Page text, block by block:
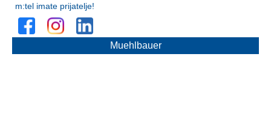
m:tel imate prijatelje!
Muehlbauer